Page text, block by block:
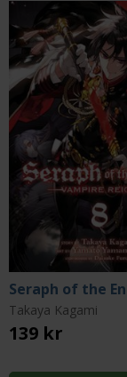
Takaya Kagami
139 kr